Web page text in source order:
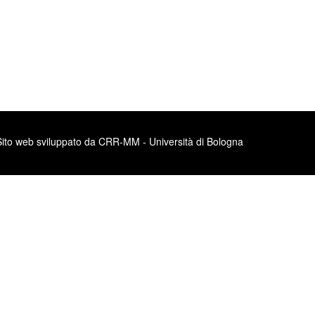
web sviluppato da CRR-MM - Università di Bologna